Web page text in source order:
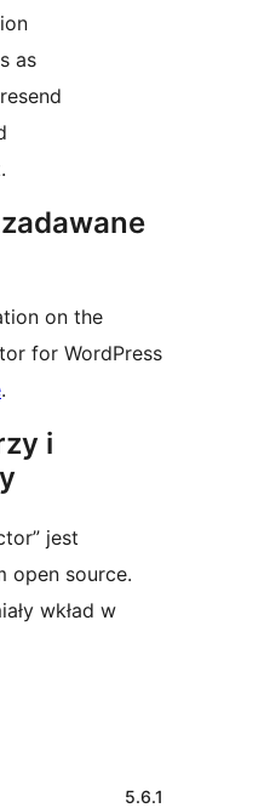
as
on the
for WordPress
.
i
jest
open source.
wkład w
5.6.1